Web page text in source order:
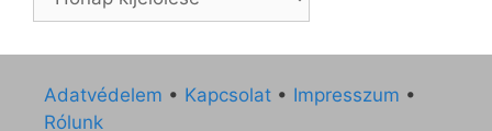
Adatvédelem • Kapcsolat • Impresszum •
Rólunk